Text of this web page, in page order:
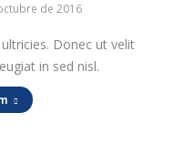
de 2016
Donec ut velit
in sed nisl.